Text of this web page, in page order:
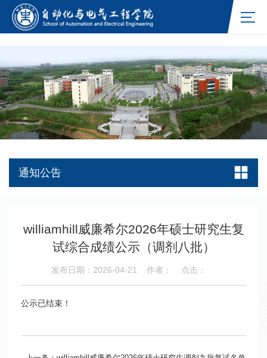
williamhill官网网站
通知公告
williamhill威廉希尔2026年硕士研究生复
试综合成绩公示（调剂八批）
发布日期：2026-04-21 作者： 点击：
公示已结束！